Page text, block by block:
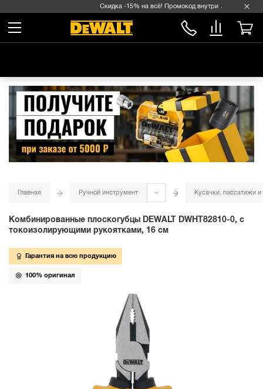
Скидка -15% на всё! Промокод внутри →
Главная Ручной инструмент Кусачки, пассатижи и
Комбинированные плоскогубцы DEWALT DWHT82810-0, с
токоизолирующими рукоятками, 16 см
Гарантия на всю продукцию
100% оригинал